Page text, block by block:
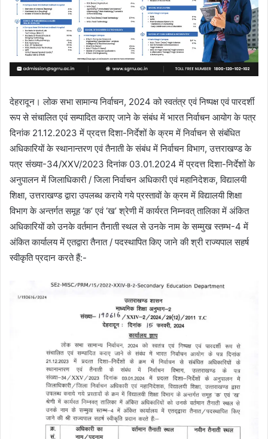
देहरादून। लोक सभा सामान्य निर्वाचन, 2024 को स्वतंत्र एवं निष्पक्ष एवं पारदर्शी
रूप से संचालित एवं सम्पादित कराए जाने के संबंध में भारत निर्वाचन आयोग के पत्र
दिनांक 21.12.2023 में प्रदत्त दिशा-निर्देशों के क्रम में निर्वाचन से संबंधित
अधिकारियों के स्थानान्तरण एवं तैनाती के संबंध में निर्वाचन विभाग, उत्तराखण्ड के
पत्र संख्या-34/XXV/2023 दिनांक 03.01.2024 में प्रदत्त दिशा-निर्देशों के
अनुपालन में जिलाधिकारी / जिला निर्वाचन अधिकारी एवं महानिदेशक, विद्यालयी
शिक्षा, उत्तराखण्ड द्वारा उपलब्ध कराये गये प्रस्तावों के क्रम में विद्यालयी शिक्षा
विभाग के अन्तर्गत समूह ‘क’ एवं ‘ख’ श्रेणी में कार्यरत निम्नवत् तालिका में अंकित
अधिकारियों को उनके वर्तमान तैनाती स्थल से उनके नाम के सम्मुख स्तम्भ-4 में
अंकित कार्यालय में एतद्वारा तैनात / पदस्थापित किए जाने की श्री राज्यपाल सहर्ष
स्वीकृति प्रदान करते हैं:-